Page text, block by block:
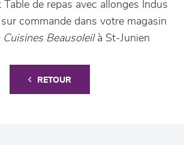
Table de repas avec allonges Indus
commande dans votre magasin
Cuisines Beausoleilà St-Junien
RETOUR